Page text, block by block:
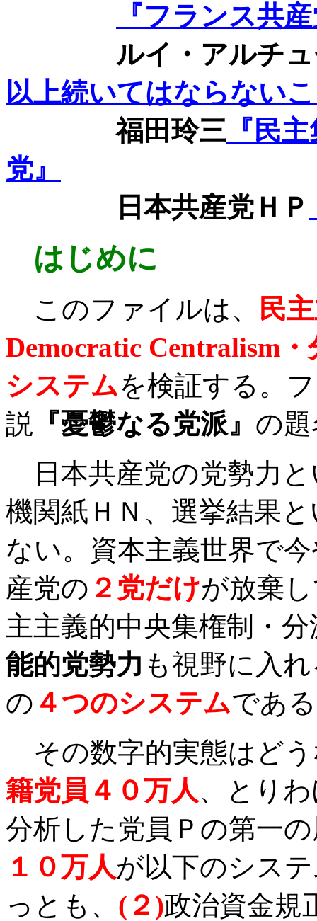
『フランス共
ルイ・アルチュ
以上続いてはならない
福田玲三 『民
党』
日本共産党ＨＰ
はじめに
このファイルは、 民
Democratic Centralism
システムを検証する。
説 『憂鬱なる党派』 の
日本共産党の党勢力
機関紙ＨＮ、選挙結果
ない。資本主義世界で
産党の ２党だけが放棄
主主義的中央集権制・
能的党勢力 も視野に入
の ４つのシステムであ
その数字的実態はど
籍党員４０万人、とり
分析した党員Ｐの第一
１０万人が以下のシス
っとも、 ( ２ )政治資金規